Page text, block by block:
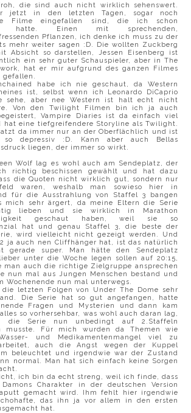
die sind auch nicht wirklich sehenswert.
jetzt in den letzten Tagen, sogar noch
Filme eingefallen sind, die ich schon
hatte. Einen mit sprechenden,
Pflanzen, ich denke ich muss zu der
mehr weiter sagen :D. Die wollten Zuckberg
Absicht so darstellen, Jessen Eisenberg ist
ein sehr guter Schauspieler, aber in The
hat er mir aufgrund des ganzen Filmes
gefallen.
habe ich nie geschaut, da Western
ist, selbst wenn ich Leonardo DiCaprio
sehe, aber nee Western ist halt echt nicht
Von den Twilight Filmen bin ich ja auch
Vampire Diaries ist da einfach viel
hat eine tiefgreifendere Storyline als Twilight.
da immer nur an der Oberflächlich und ist
so depressiv :D. Kann aber auch Bellas
liegen, der immer so wirkt.
Wolf lag es wohl auch am Sendeplatz, der
richtig beschissen gewählt und hat dazu
die Quoten nicht wirklich gut, sondern nur
waren, weshalb man sowieso hier in
für die Ausstrahlung von Staffel 3 bangen
mich sehr ärgert, da meine Eltern die Serie
lieben und sie wirklich in Marathon
geschaut haben, weil sie so
hat und genau Staffel 3, die beste der
wird vielleicht nicht gezeigt werden. Und
ja auch nen Cliffhänger hat, ist das natürlich
gerade super. Man hätte den Sendeplatz
unter die Woche legen sollen auf 20:15,
man auch die richtige Zielgruppe ansprechen
nun mal aus Jungen Menschen bestand und
Wochenende nun mal unterwegs.
letzten Folgen von Under The Dome sehr
Die Serie hat so gut angefangen, hatte
Fragen und Mysterien und dann kam
so vorhersehbar, was wohl auch daran lag,
die Serie nun unbedingt auf 2.Staffeln
musste. Für mich wurden da Themen wie
und Medikamentenmangel viel zu
auch die Angst wegen der Kuppel
beleuchtet und irgendwie war der Zustand
normal. Man hat sich einfach keine Sorgen
ich bin da echt streng, weil ich finde, dass
Charakter in der deutschen Version
gemacht wird. Ihm fehlt hier irgendwie
das ihn ja vor allem in den ersten
hat.